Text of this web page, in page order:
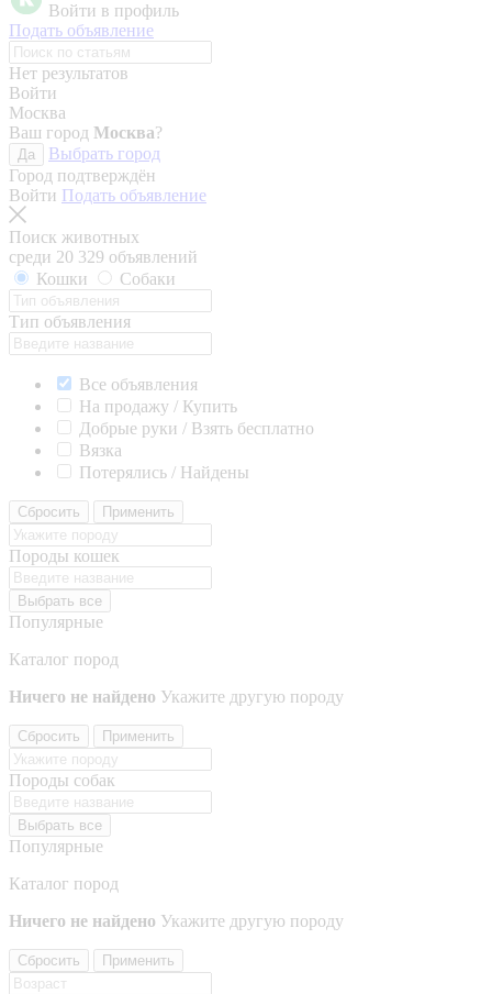
Войти в профиль
Подать объявление
Нет результатов
Войти
Москва
Ваш город Москва?
Да
Выбрать город
Город подтверждён
Войти Подать объявление
Поиск животных
среди 20 329 объявлений
Кошки
Собаки
Тип объявления
Все объявления
На продажу / Купить
Добрые руки / Взять бесплатно
Вязка
Потерялись / Найдены
Сбросить Применить
Породы кошек
Выбрать все
Популярные
Каталог пород
Ничего не найдено Укажите другую породу
Сбросить Применить
Породы собак
Выбрать все
Популярные
Каталог пород
Ничего не найдено Укажите другую породу
Сбросить Применить